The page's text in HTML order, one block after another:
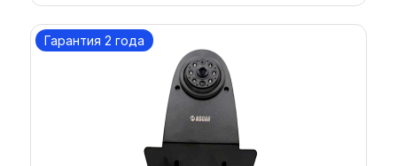
Гарантия 2 года